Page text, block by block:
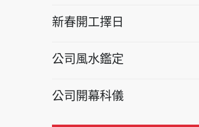
新春開工擇日
公司風水鑑定
公司開幕科儀